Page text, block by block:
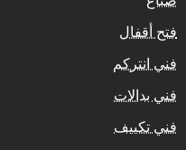
فتح أقفال
فني انتركم
فني بدالات
فني تكييف